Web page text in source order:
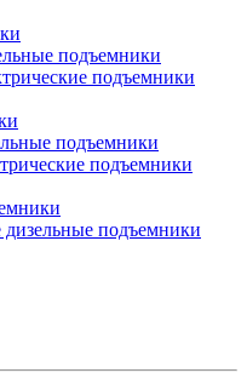
подъемники
подъемники
подъемники
подъемники
дизельные подъемники